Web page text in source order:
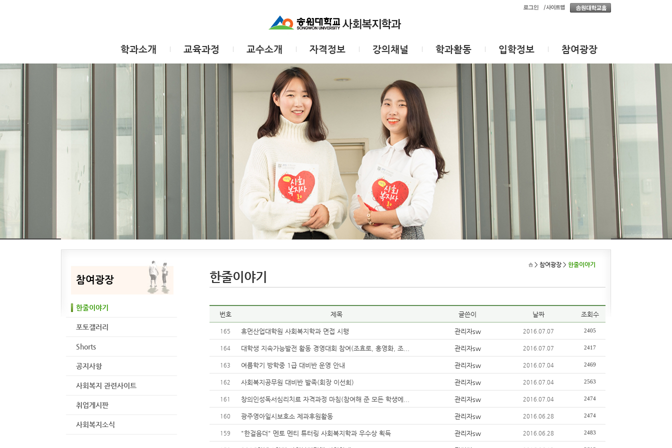
학과소개 교육과정 교수소개 자격정보 강의채널 학과활동 입학정보 참여광장
참여광장
한줄이야기
포토갤러리
Shorts
공지사항
사회복지 관련사이트
취업게시판
사회복지소식
> 참여광장 > 한줄이야기
한줄이야기
번호 제목 글쓴이 날짜 조회수
165 휴먼산업대학원 사회복지학과 면접 시행 관리자sw 2016.07.07 2405
164 대학생 지속가능발전 활동 경영대회 참여(조효로, 홍영화, 조... 관리자sw 2016.07.07 2417
163 여름학기 방학중 1급 대비반 운영 안내 관리자sw 2016.07.04 2469
162 사회복지공무원 대비반 발족(회장 이선희) 관리자sw 2016.07.04 2563
161 창의인성독서심리치료 자격과정 마침(참여해 준 모든 학생에... 관리자sw 2016.07.04 2474
160 광주영아일시보호소 제과후원활동 관리자sw 2016.06.28 2474
159 "한걸음더" 멘토 멘티 튜터링 사회복지학과 우수상 획득 관리자sw 2016.06.28 2483